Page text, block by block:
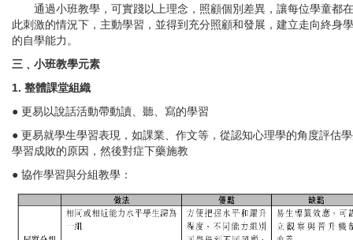
通過小班教學，可實踐以上理念，照顧個別差異，讓每位學童都
此刺激的情況下，主動學習，並得到充分照顧和發展，建立走向終身
的自學能力。
三﹑小班教學元素
1. 整體課堂組織
● 更易以說話活動帶動讀、聽、寫的學習
● 更易就學生學習表現，如課業、作文等，從認知心理學的角度評估
學習成敗的原因，然後對症下藥施教
● 協作學習與分組教學：